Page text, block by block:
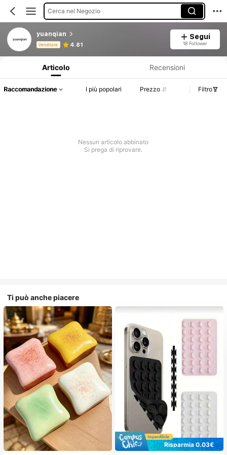
Cerca nel Negozio
yuanqian
Venditore 4.81
Segui
18 Follower
Articolo Recensioni
Raccomandazione I più popolari Prezzo Filtro
Nessun articolo abbinato
Si prega di riprovare.
Ti può anche piacere
Risparmia 0.03€